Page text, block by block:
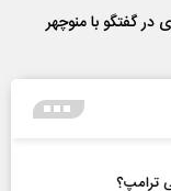
در گفتگو با منوچهر